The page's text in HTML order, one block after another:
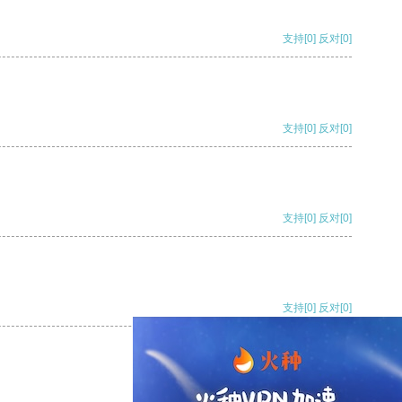
支持[0] 反对[0]
支持[0] 反对[0]
支持[0] 反对[0]
支持[0] 反对[0]
支持[0] 反对